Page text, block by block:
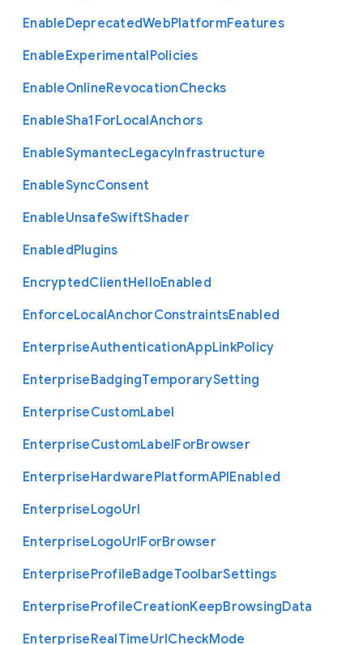
EnableDeprecatedWebPlatformFeatures
EnableExperimentalPolicies
EnableOnlineRevocationChecks
EnableSha1 ForLocalAnchors
EnableSymantecLegacyInfrastructure
EnableSyncConsent
EnableUnsafeSwiftShader
EnabledPlugins
EncryptedClientHelloEnabled
EnforceLocalAnchorConstraintsEnabled
EnterpriseAuthenticationAppLinkPolicy
EnterpriseBadgingTemporarySetting
EnterpriseCustomLabel
EnterpriseCustomLabelForBrowser
EnterpriseHardwarePlatformAPIEnabled
EnterpriseLogoUrl
EnterpriseLogoUrlForBrowser
EnterpriseProfileBadgeToolbarSettings
EnterpriseProfileCreationKeepBrowsingData
EnterpriseRealTimeUrlCheckMode